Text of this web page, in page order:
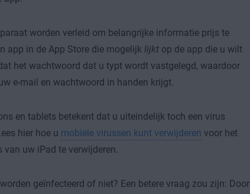
worden verleid om belangrijke informatie prijs te
app in de App Store die mogelijk lijktop de app die u wilt
het wachtwoord dat u typt wordt vastgelegd, waardoor
e-mail en wachtwoord in handen krijgt.
en tablets betekent dat u uiteindelijk toch een virus
hier hoe u mobiele virussen kunt verwijderen voor het
uw iPad te verwijderen.
geïnfecteerd of niet? Een betere vraag zou zijn: Door